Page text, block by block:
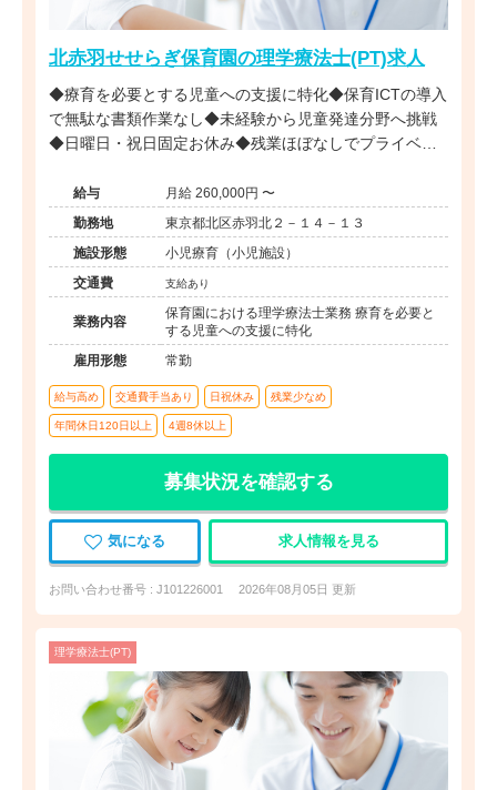
北赤羽せせらぎ保育園の理学療法士(PT)求人
◆療育を必要とする児童への支援に特化◆保育ICTの導入
で無駄な書類作業なし◆未経験から児童発達分野へ挑戦
◆日曜日・祝日固定お休み◆残業ほぼなしでプライベー
給与
月給 260,000円 〜
勤務地
東京都北区赤羽北２－１４－１３
施設形態
小児療育（小児施設）
交通費
支給あり
業務内容
保育園における理学療法士業務 療育を必要と
する児童への支援に特化
雇用形態
常勤
給与高め 交通費手当あり 日祝休み 残業少なめ
年間休日120日以上 4週8休以上
募集状況を確認する
気になる 求人情報を見る
お問い合わせ番号 : J101226001 2026年08月05日 更新
理学療法士(PT)